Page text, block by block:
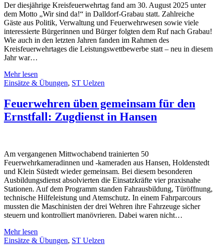
Der diesjährige Kreisfeuerwehrtag fand am 30. August 2025 unter
dem Motto „Wir sind da!“ in Dalldorf-Grabau statt. Zahlreiche
Gäste aus Politik, Verwaltung und Feuerwehrwesen sowie viele
interessierte Bürgerinnen und Bürger folgten dem Ruf nach Grabau!
Wie auch in den letzten Jahren fanden im Rahmen des
Kreisfeuerwehrtages die Leistungswettbewerbe statt – neu in diesem
Jahr war…
Mehr lesen
Einsätze & Übungen, ST Uelzen
Feuerwehren üben gemeinsam für den
Ernstfall: Zugdienst in Hansen
Am vergangenen Mittwochabend trainierten 50
Feuerwehrkameradinnen und -kameraden aus Hansen, Holdenstedt
und Klein Süstedt wieder gemeinsam. Bei diesem besonderen
Ausbildungsdienst absolvierten die Einsatzkräfte vier praxisnahe
Stationen. Auf dem Programm standen Fahrausbildung, Türöffnung,
technische Hilfeleistung und Atemschutz. In einem Fahrparcours
mussten die Maschinisten der drei Wehren ihre Fahrzeuge sicher
steuern und kontrolliert manövrieren. Dabei waren nicht…
Mehr lesen
Einsätze & Übungen, ST Uelzen